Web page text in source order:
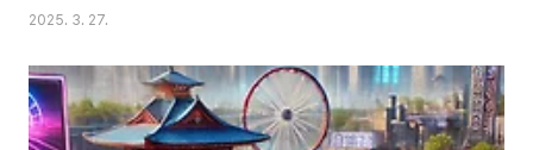
진 거리, 다양한 볼거리로 여행자들의 사랑을 받고 있어요. 도쿄보다 여유롭고,
다! 이번 가이드는 오사카를 처음 방문하는 분들도 쉽게 여행할 수 있도록, 이동
동선부터 먹거리, 쇼핑, 꿀팁까지 꼼꼼히 담았어요. 내가 생각했을 때, 일본 여
행 중 오사카는 가장 자유롭고 재미있게 다닐 수 있는 곳 같아요 😊🎌 오사카
2025. 3. 27.